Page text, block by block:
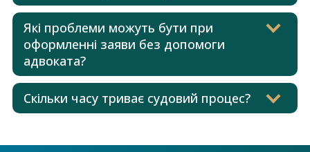
Які проблеми можуть бути при
оформленні заяви без допомоги
адвоката?
Скільки часу триває судовий процес?